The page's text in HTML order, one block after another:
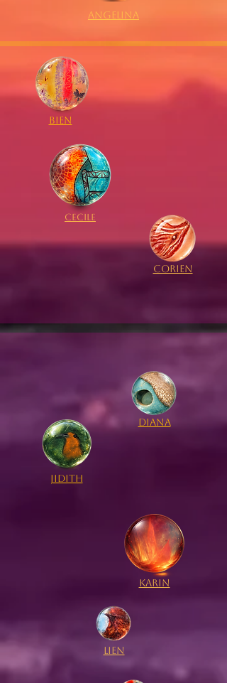
Angelina
Bien
Cecile
Corien
Jidith
Diana
karin
Lien